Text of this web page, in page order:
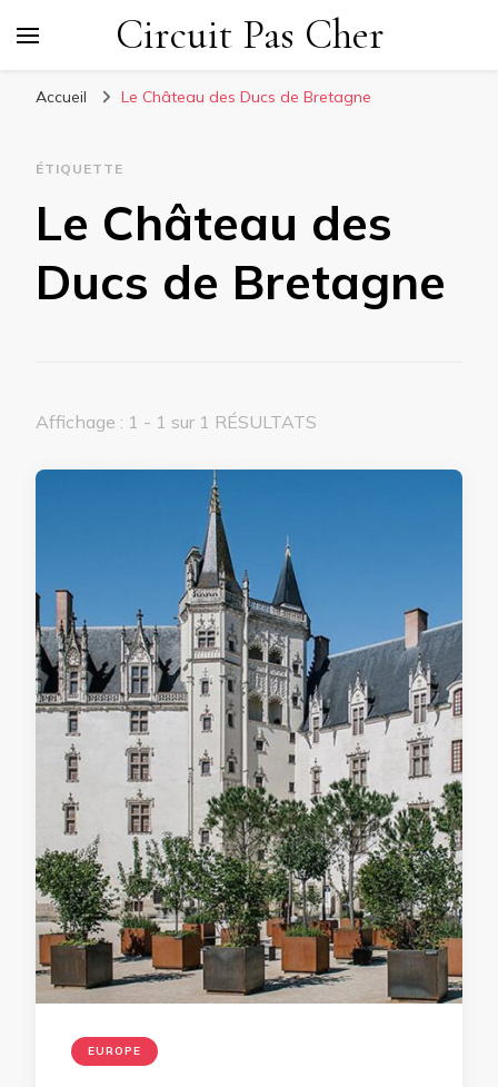
Circuit Pas Cher
Accueil Le Château des Ducs de Bretagne
ÉTIQUETTE
Le Château des
Ducs de Bretagne
Affichage : 1 - 1 sur 1 RÉSULTATS
EUROPE